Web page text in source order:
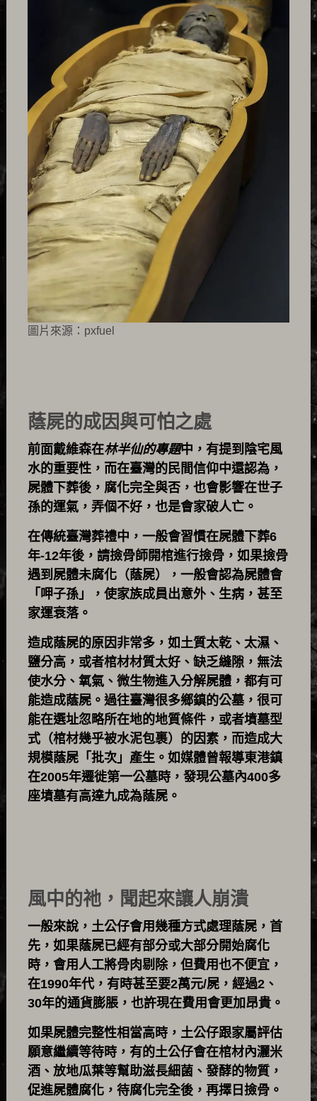
圖片來源：pxfuel
蔭屍的成因與可怕之處
前面戴維森在林半仙的專題中，有提到陰宅風
水的重要性，而在臺灣的民間信仰中還認為，
屍體下葬後，腐化完全與否，也會影響在世子
孫的運氣，弄個不好，也是會家破人亡。
在傳統臺灣葬禮中，一般會習慣在屍體下葬6
年-12年後，請撿骨師開棺進行撿骨，如果撿骨
遇到屍體未腐化（蔭屍），一般會認為屍體會
「呷子孫」，使家族成員出意外、生病，甚至
家運衰落。
造成蔭屍的原因非常多，如土質太乾、太濕、
鹽分高，或者棺材材質太好、缺乏縫隙，無法
使水分、氧氣、微生物進入分解屍體，都有可
能造成蔭屍。過往臺灣很多鄉鎮的公墓，很可
能在選址忽略所在地的地質條件，或者墳墓型
式（棺材幾乎被水泥包裹）的因素，而造成大
規模蔭屍「批次」產生。如媒體曾報導東港鎮
在2005年遷徙第一公墓時，發現公墓內400多
座墳墓有高達九成為蔭屍。
風中的祂，聞起來讓人崩潰
一般來說，土公仔會用幾種方式處理蔭屍，首
先，如果蔭屍已經有部分或大部分開始腐化
時，會用人工將骨肉剔除，但費用也不便宜，
在1990年代，有時甚至要2萬元/屍，經過2、
30年的通貨膨脹，也許現在費用會更加昂貴。
如果屍體完整性相當高時，土公仔跟家屬評估
願意繼續等待時，有的土公仔會在棺材內灑米
酒、放地瓜葉等幫助滋長細菌、發酵的物質，
促進屍體腐化，待腐化完全後，再擇日撿骨。